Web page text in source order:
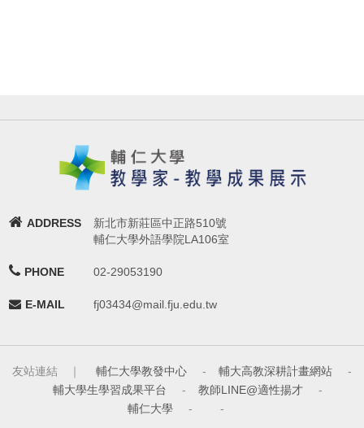
ADDRESS
新北市新莊區中正路510號
輔仁大學外語學院LA106室
PHONE 02-29053190
E-MAIL fj03434@mail.fju.edu.tw
友站連結 ｜ 輔仁大學教發中心 - 輔大高教深耕計畫網站
-
輔大學生學習成果平台
- 教師LINE@適性揚才
-
輔仁大學
- -